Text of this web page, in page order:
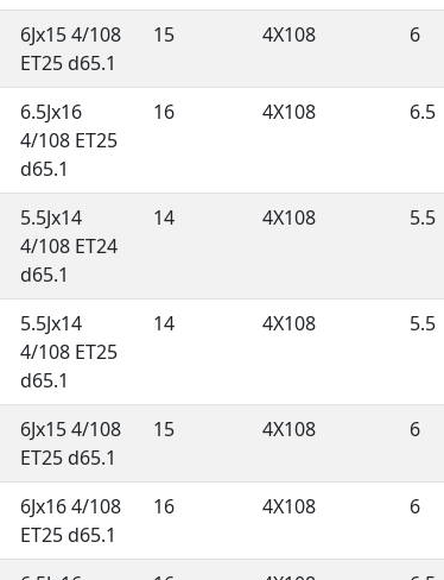
6Jx15 4/108
ET25 d65.1
15 4X108 6
6.5Jx16
4/108 ET25
d65.1
16 4X108 6.5
5.5Jx14
4/108 ET24
d65.1
14 4X108 5.5
5.5Jx14
4/108 ET25
d65.1
14 4X108 5.5
6Jx15 4/108
ET25 d65.1
15 4X108 6
6Jx16 4/108
ET25 d65.1
16 4X108 6